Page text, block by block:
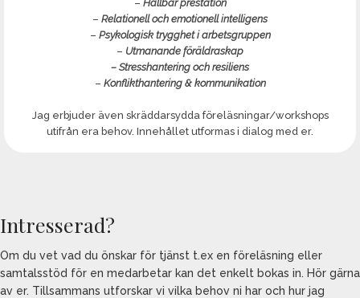
– Hållbar prestation
– Relationell och emotionell intelligens
– Psykologisk trygghet i arbetsgruppen
– Utmanande föräldraskap
– Stresshantering och resiliens
– Konflikthantering & kommunikation
Jag erbjuder även skräddarsydda föreläsningar/workshops
utifrån era behov. Innehållet utformas i dialog med er.
Intresserad?
Om du vet vad du önskar för tjänst t.ex en föreläsning eller
samtalsstöd för en medarbetar kan det enkelt bokas in. Hör gärna
av er. Tillsammans utforskar vi vilka behov ni har och hur jag